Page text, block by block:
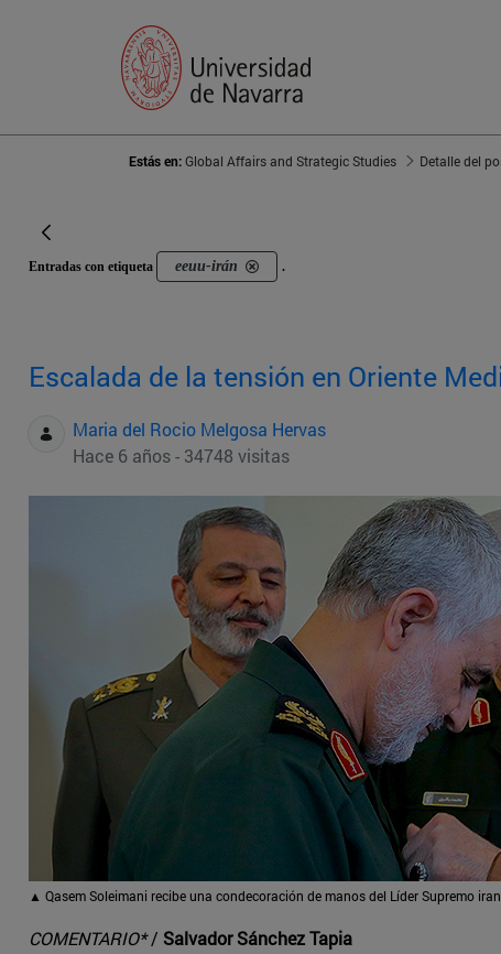
Estás en:Global Affairs and Strategic Studies Detalle del
Entradas con etiqueta eeuu-irán .
Escalada de la tensión en Oriente
Maria del Rocio Melgosa Hervas
Hace 6 años - 34748 visitas
▲ Qasem Soleimani recibe una condecoración de manos del Líder Supremo
COMENTARIO*/ Salvador Sánchez Tapia